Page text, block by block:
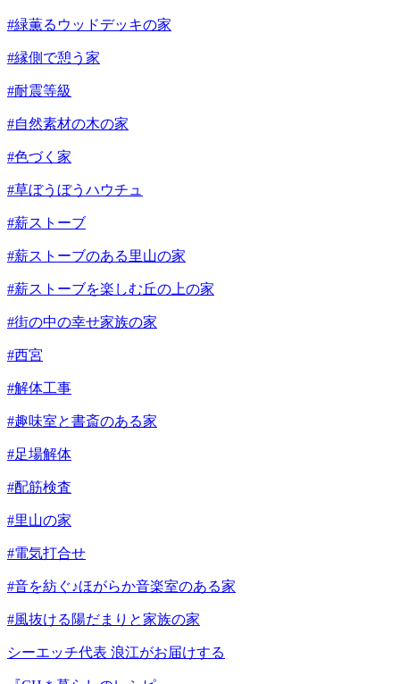
#緑薫るウッドデッキの家
#縁側で憩う家
#耐震等級
#自然素材の木の家
#色づく家
#草ぼうぼうハウチュ
#薪ストーブ
#薪ストーブのある里山の家
#薪ストーブを楽しむ丘の上の家
#街の中の幸せ家族の家
#西宮
#解体工事
#趣味室と書斎のある家
#足場解体
#配筋検査
#里山の家
#電気打合せ
#音を紡ぐ♪ほがらか音楽室のある家
#風抜ける陽だまりと家族の家
シーエッチ代表 浪江がお届けする